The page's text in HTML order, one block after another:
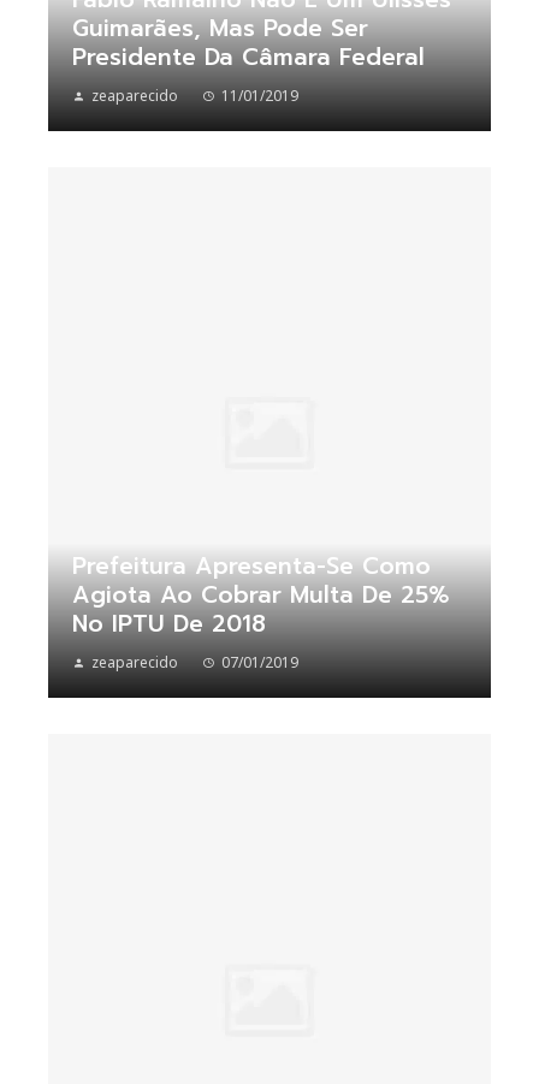
Guimarães, Mas Pode Ser
Presidente Da Câmara Federal
zeaparecido 11/01/2019
Prefeitura Apresenta-Se Como
Agiota Ao Cobrar Multa De 25%
No IPTU De 2018
zeaparecido 07/01/2019